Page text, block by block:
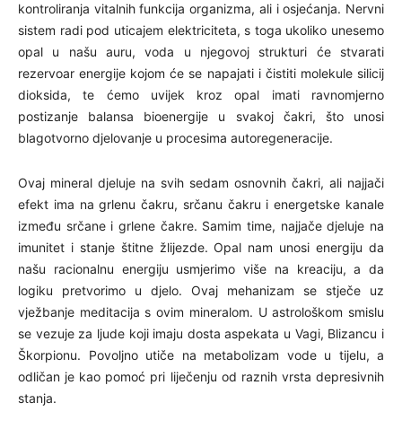
kontroliranja vitalnih funkcija organizma, ali i osjećanja. Nervni
sistem radi pod uticajem elektriciteta, s toga ukoliko unesemo
opal u našu auru, voda u njegovoj strukturi će stvarati
rezervoar energije kojom će se napajati i čistiti molekule silicij
dioksida, te ćemo uvijek kroz opal imati ravnomjerno
postizanje balansa bioenergije u svakoj čakri, što unosi
blagotvorno djelovanje u procesima autoregeneracije.
Ovaj mineral djeluje na svih sedam osnovnih čakri, ali najjači
efekt ima na grlenu čakru, srčanu čakru i energetske kanale
između srčane i grlene čakre. Samim time, najjače djeluje na
imunitet i stanje štitne žlijezde. Opal nam unosi energiju da
našu racionalnu energiju usmjerimo više na kreaciju, a da
logiku pretvorimo u djelo. Ovaj mehanizam se stječe uz
vježbanje meditacija s ovim mineralom. U astrološkom smislu
se vezuje za ljude koji imaju dosta aspekata u Vagi, Blizancu i
Škorpionu. Povoljno utiče na metabolizam vode u tijelu, a
odličan je kao pomoć pri liječenju od raznih vrsta depresivnih
stanja.